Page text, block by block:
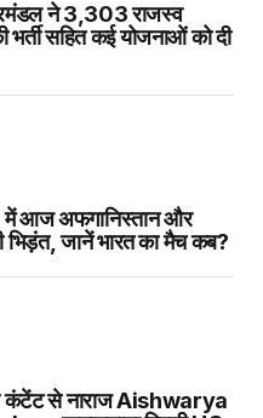
ने 3,303 राजस्व
भर्ती सहित कई योजनाओं को दी
आज अफगानिस्तान और
भिड़ंत, जानें भारत का मैच कब?
से नाराज Aishwarya